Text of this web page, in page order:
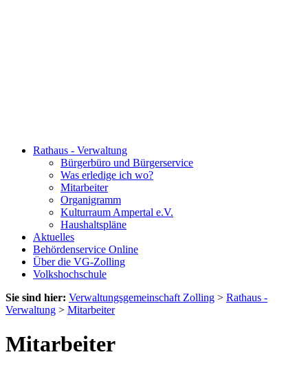
Rathaus - Verwaltung
Bürgerbüro und Bürgerservice
Was erledige ich wo?
Mitarbeiter
Organigramm
Kulturraum Ampertal e.V.
Haushaltspläne
Aktuelles
Behördenservice Online
Über die VG-Zolling
Volkshochschule
Sie sind hier: Verwaltungsgemeinschaft Zolling > Rathaus -
Verwaltung > Mitarbeiter
Mitarbeiter